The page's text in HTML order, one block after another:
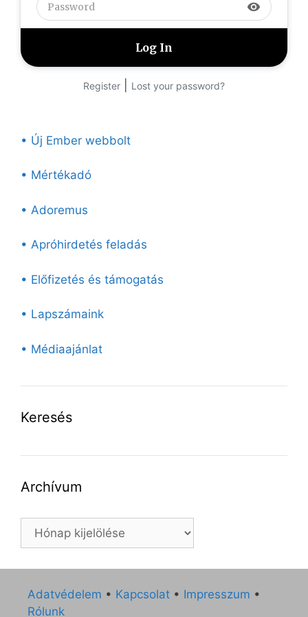
visibility
Register Lost your password?
• Új Ember webbolt
• Mértékadó
• Adoremus
• Apróhirdetés feladás
• Előfizetés és támogatás
• Lapszámaink
• Médiaajánlat
Keresés
Archívum
Archívum
Adatvédelem • Kapcsolat • Impresszum •
Rólunk